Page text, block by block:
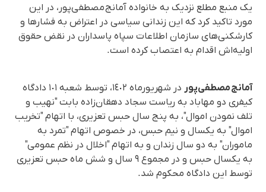
یک منبع مطلع نزدیک به خانواده آمانج مصطفی‌پور، در این
مورد تاکید کرد که این زندانی سیاسی در اعتراض به فشارها و
کارشکنی‌های سازمان اطلاعات سپاه پاسداران در نقض حقوق
اولیه‌اش اقدام به اعتصاب کرده است.
آمانج مصطفی‌پور
در شهریورماه ١٤٠٢، توسط شعبه ١٠١ دادگاه
کیفری دو مهاباد به ریاست سجاد دهقان‌زاده بابت "نهیب و
تلف نمودن اموال"، به پنج سال حبس تعزیری، با اتهام "تخریب
اموال" به یکسال و نیم حبس، در خصوص اتهام "تمرد به
ماموران" به دو سال زندان و به اتهام "اخلال در نظم عمومی"
به یکسال حبس و در مجموع ٩ سال و شش ماه حبس تعزیری
توسط این دادگاه محکوم شد.